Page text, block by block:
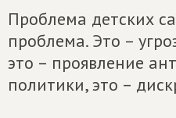
Проблема детских
проблема. Это –
это – проявление
политики, это –